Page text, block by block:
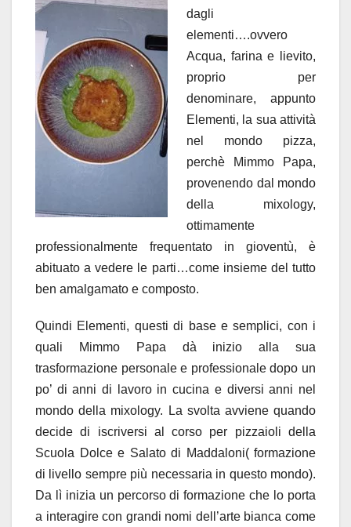
dagli
elementi….ovvero
Acqua, farina e lievito,
proprio per
denominare, appunto
Elementi, la sua attività
nel mondo pizza,
perchè Mimmo Papa,
provenendo dal mondo
della mixology,
ottimamente
professionalmente frequentato in gioventù, è
abituato a vedere le parti…come insieme del tutto
ben amalgamato e composto.
Quindi Elementi, questi di base e semplici, con i
quali Mimmo Papa dà inizio alla sua
trasformazione personale e professionale dopo un
po’ di anni di lavoro in cucina e diversi anni nel
mondo della mixology. La svolta avviene quando
decide di iscriversi al corso per pizzaioli della
Scuola Dolce e Salato di Maddaloni( formazione
di livello sempre più necessaria in questo mondo).
Da lì inizia un percorso di formazione che lo porta
a interagire con grandi nomi dell’arte bianca come